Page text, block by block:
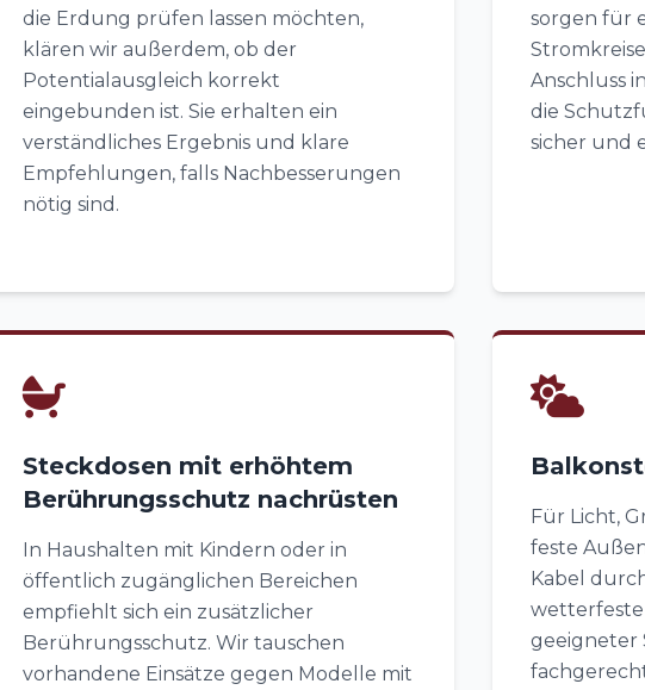
die Erdung prüfen lassen möchten,
klären wir außerdem, ob der
Potentialausgleich korrekt
eingebunden ist. Sie erhalten ein
verständliches Ergebnis und klare
Empfehlungen, falls Nachbesserungen
nötig sind.
sorgen für
Anschluss
die
sicher und
Steckdosen mit erhöhtem
Berührungsschutz nachrüsten
In Haushalten mit Kindern oder in
öffentlich zugänglichen Bereichen
empfiehlt sich ein zusätzlicher
Berührungsschutz. Wir tauschen
vorhandene Einsätze gegen Modelle mit
Für Licht,
feste
Kabel
geeigneter